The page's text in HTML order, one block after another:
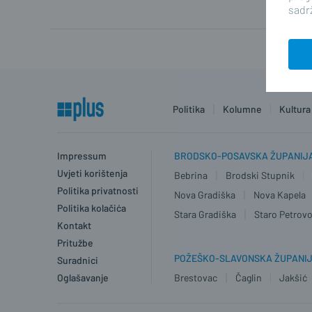
Politika Kolumne Kultura
Impressum
Uvjeti korištenja
Politika privatnosti
Politika kolačića
Kontakt
Pritužbe
Suradnici
Oglašavanje
BRODSKO-POSAVSKA
Bebrina
Brodski Stupnik
Nova Gradiška
Nova Kapela
Stara Gradiška
Staro
POŽEŠKO-SLAVONSKA
Brestovac
Čaglin Jakšić